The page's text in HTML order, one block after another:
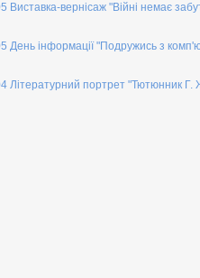
Виставка-вернісаж "Війні немає
День інформації "Подружись з
Літературний портрет "Тютюнник Г.